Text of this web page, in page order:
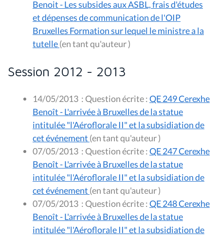
Benoit - Les subsides aux ASBL, frais d'études
et dépenses de communication de l'OIP
Bruxelles Formation sur lequel le ministre a la
tutelle
(en tant qu'auteur )
Session 2012 - 2013
14/05/2013 : Question écrite :QE 249 Cerexhe
Benoît - L'arrivée à Bruxelles de la statue
intitulée "l'Aéroflorale II" et la subsidiation de
cet événement
(en tant qu'auteur )
07/05/2013 : Question écrite :QE 247 Cerexhe
Benoît - L'arrivée à Bruxelles de la statue
intitulée "l'Aéroflorale II" et la subsidiation de
cet événement
(en tant qu'auteur )
07/05/2013 : Question écrite :QE 248 Cerexhe
Benoît - L'arrivée à Bruxelles de la statue
intitulée "l'Aéroflorale II" et la subsidiation de